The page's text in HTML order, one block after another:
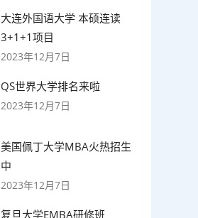
大连外国语大学 本硕连读
3+1+1项目
2023年12月7日
QS世界大学排名来啦
2023年12月7日
美国佩丁大学MBA火热招生
中
2023年12月7日
复旦大学EMBA研修班